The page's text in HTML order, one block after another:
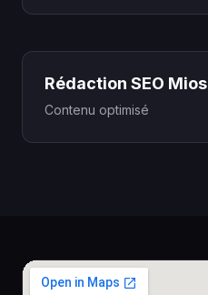
Rédaction SEO Mios
Contenu optimisé